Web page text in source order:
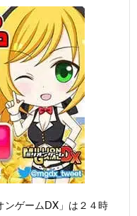
ンゲームDX」は２４時